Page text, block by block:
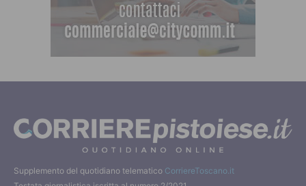
Supplemento del quotidiano telematico CorriereToscano.it